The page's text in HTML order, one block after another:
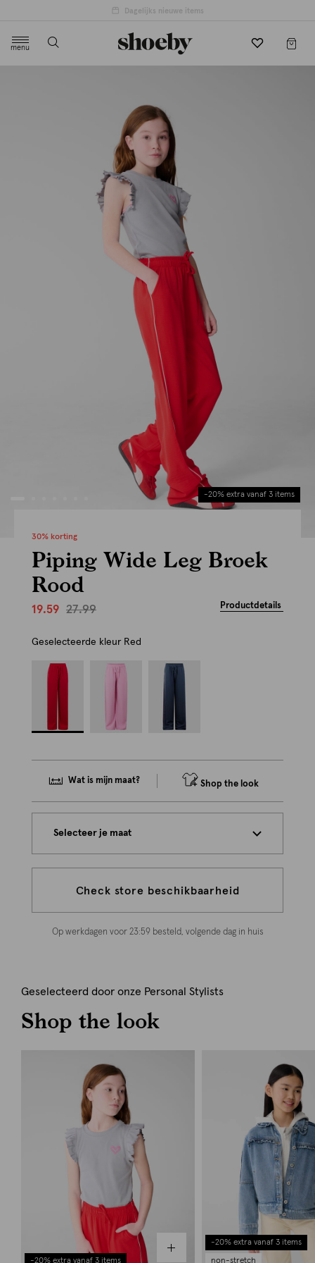
menu
-20% extra vanaf 3 items
30% korting
Piping Wide Leg Broek
Rood
19.59 27.99 Productdetails
Geselecteerde kleur Red
Wat is mijn maat? Shop the look
Selecteer je maat
Check store beschikbaarheid
Op werkdagen voor 23:59 besteld, volgende dag in huis
Geselecteerd door onze Personal Stylists
Shop the look
-20% extra vanaf 3 items
-20% extra vanaf 3 items
non-stretch